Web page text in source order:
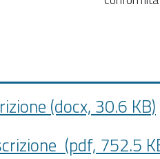
(docx, 30.6 KB)
(pdf, 752.5